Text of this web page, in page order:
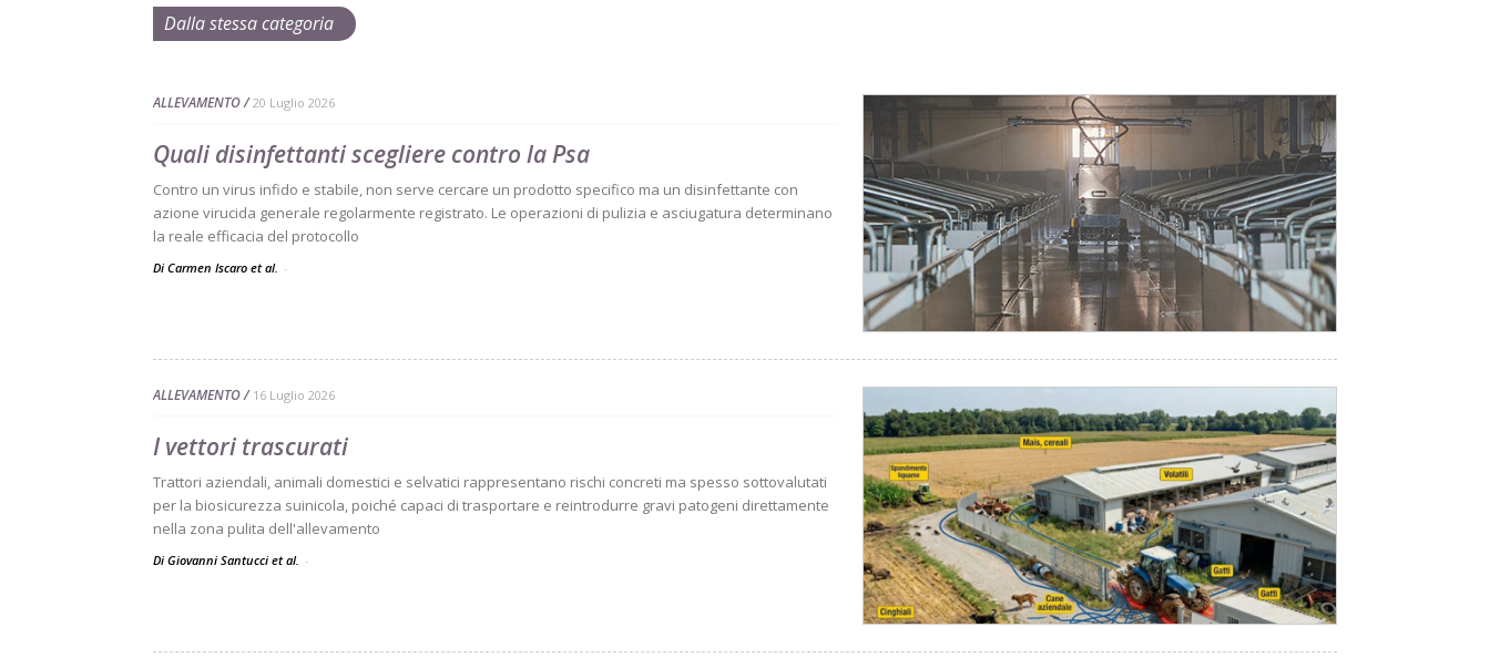
Dalla stessa categoria
ALLEVAMENTO 20 Luglio 2026
Quali disinfettanti scegliere contro la Psa
Contro un virus infido e stabile, non serve cercare un prodotto specifico ma un disinfettante con
azione virucida generale regolarmente registrato. Le operazioni di pulizia e asciugatura determinano
la reale efficacia del protocollo
Di Carmen Iscaro et al. -
ALLEVAMENTO 16 Luglio 2026
I vettori trascurati
Trattori aziendali, animali domestici e selvatici rappresentano rischi concreti ma spesso sottovalutati
per la biosicurezza suinicola, poiché capaci di trasportare e reintrodurre gravi patogeni direttamente
nella zona pulita dell'allevamento
Di Giovanni Santucci et al. -